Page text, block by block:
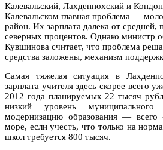
Калевальский, Лахденпохский и
Калевальском главная проблема —
район. Их зарплата далека от средней,
северных процентов. Однако министр
Кувшинова считает, что проблема
средства заложены, механизм
Самая тяжелая ситуация в
зарплата учителя здесь скорее всего
2012 года планируемых 22 тысяч
низкий уровень
модернизацию образования —
море, если учесть, что только на
школ требуется 800 тысяч.